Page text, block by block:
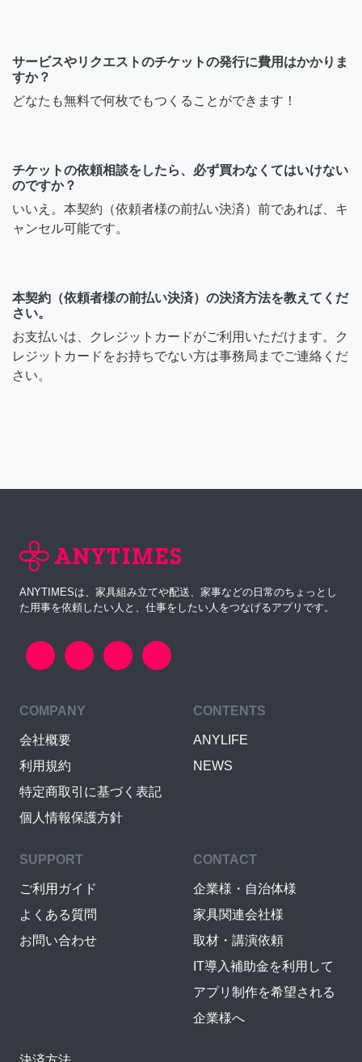
サービスやリクエストのチケットの発行に費用はかかりま
すか？
どなたも無料で何枚でもつくることができます！
チケットの依頼相談をしたら、必ず買わなくてはいけない
のですか？
いいえ。本契約（依頼者様の前払い決済）前であれば、キ
ャンセル可能です。
本契約（依頼者様の前払い決済）の決済方法を教えてくだ
さい。
お支払いは、クレジットカードがご利用いただけます。ク
レジットカードをお持ちでない方は事務局までご連絡くだ
さい。
ANYTIMESは、家具組み立てや配送、家事などの日常のちょっとし
た用事を依頼したい人と、仕事をしたい人をつなげるアプリです。
COMPANY
会社概要
利用規約
特定商取引に基づく表記
個人情報保護方針
CONTENTS
ANYLIFE
NEWS
SUPPORT
ご利用ガイド
よくある質問
お問い合わせ
CONTACT
企業様・自治体様
家具関連会社様
取材・講演依頼
IT導入補助金を利用して
アプリ制作を希望される
企業様へ